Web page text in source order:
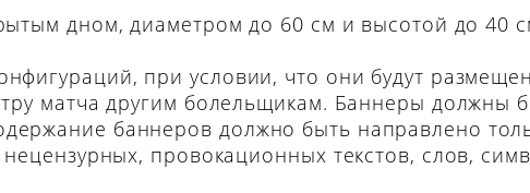
дном, диаметром до 60 см и высотой до 40
при условии, что они будут
матча другим болельщикам. Баннеры должны
баннеров должно быть направлено
провокационных текстов, слов,